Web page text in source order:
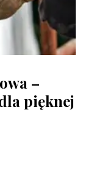
–
pięknej